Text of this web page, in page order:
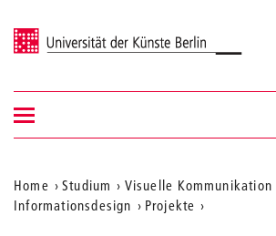
Universität der Künste Berlin
Navigation &
Suche
Navigation
ein-/ausblenden
Aktuelle
Position
Home Studium
Visuelle Kommunikation
Informationsdesign
Projekte